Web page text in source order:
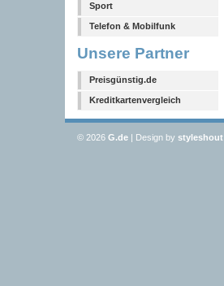
Sport
Telefon & Mobilfunk
Unsere Partner
Preisgünstig.de
Kreditkartenvergleich
© 2026 G.de | Design by styleshout